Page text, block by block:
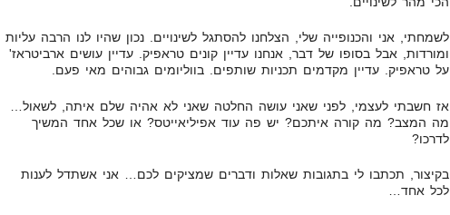
לשמחתי, אני והכנופייה שלי, הצלחנו להסתגל לשינויים. נכון שהיו לנו הרבה עליות
ומורדות, אבל בסופו של דבר, אנחנו עדיין קונים טראפיק. עדיין עושים ארביטראז'
על טראפיק. עדיין מקדמים תכניות שותפים. בווליומים גבוהים מאי פעם.
אז חשבתי לעצמי, לפני שאני עושה החלטה שאני לא אהיה שלם איתה, לשאול…
מה המצב? מה קורה איתכם? יש פה עוד אפיליאייטס? או שכל אחד המשיך
לדרכו?
בקיצור, תכתבו לי בתגובות שאלות ודברים שמציקים לכם… אני אשתדל לענות
לכל אחד…